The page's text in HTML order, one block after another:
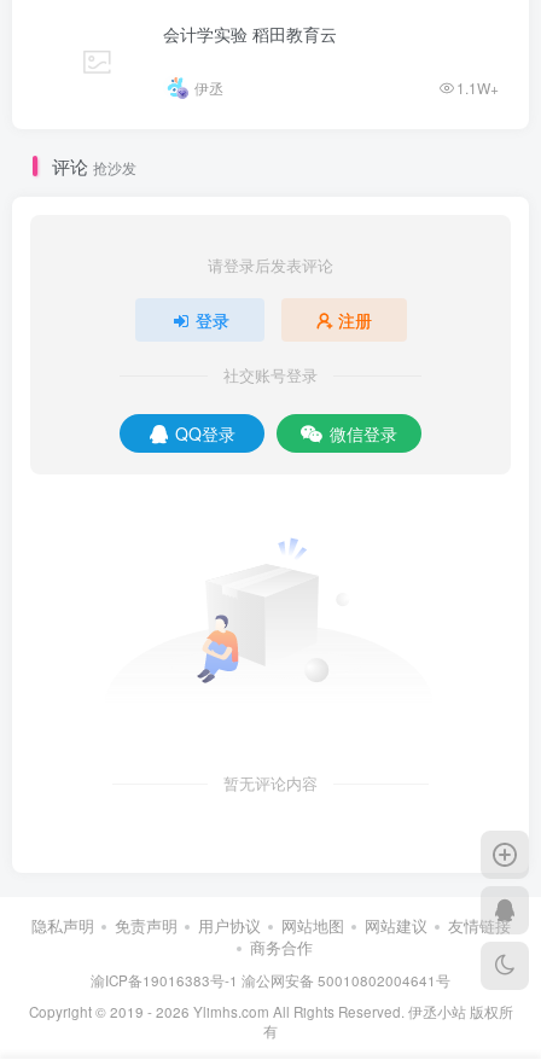
会计学实验 稻田教育云
伊丞 1.1W+
评论 抢沙发
请登录后发表评论
登录 注册
社交账号登录
QQ登录 微信登录
暂无评论内容
隐私声明 免责声明 用户协议 网站地图 网站建议
友情链接
商务合作
渝ICP备19016383号-1 渝公网安备 50010802004641号
Copyright © 2019 - 2026 Ylimhs.com All Rights Reserved. 伊丞小站 版权所
有